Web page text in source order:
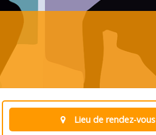
Lieu de rendez-vous